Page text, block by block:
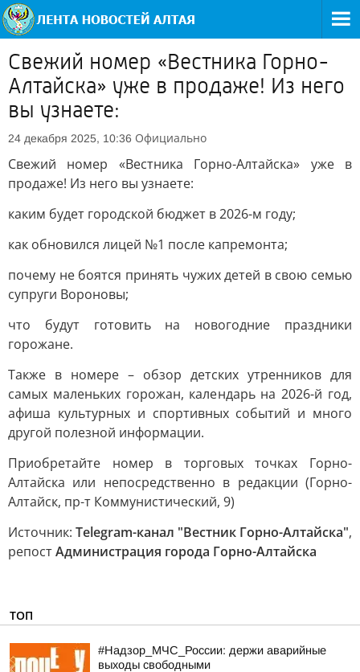
Свежий номер «Вестника Горно-
Алтайска» уже в продаже! Из него
вы узнаете:
24 декабря 2025, 10:36 Официально
Свежий номер «Вестника Горно-Алтайска» уже в
продаже! Из него вы узнаете:
каким будет городской бюджет в 2026-м году;
как обновился лицей №1 после капремонта;
почему не боятся принять чужих детей в свою семью
супруги Вороновы;
что будут готовить на новогодние праздники
горожане.
Также в номере – обзор детских утренников для
самых маленьких горожан, календарь на 2026-й год,
афиша культурных и спортивных событий и много
другой полезной информации.
Приобретайте номер в торговых точках Горно-
Алтайска или непосредственно в редакции (Горно-
Алтайск, пр-т Коммунистический, 9)
Источник: Telegram-канал "Вестник Горно-Алтайска",
репостАдминистрация города Горно-Алтайска
ТОП
#Надзор_МЧС_России: держи аварийные
выходы свободными